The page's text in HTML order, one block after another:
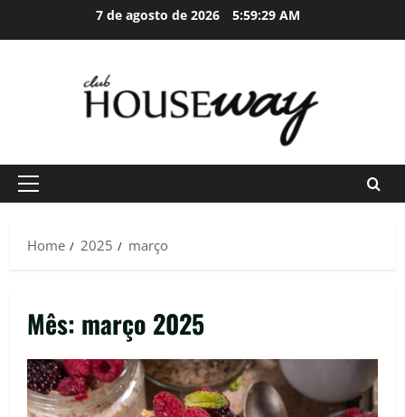
7 de agosto de 2026 5:59:30 AM
Primary
Home
2025 março
Mês: março 2025